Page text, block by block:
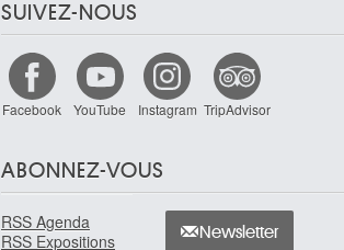
SUIVEZ-NOUS
Facebook YouTube Instagram TripAdvisor
ABONNEZ-VOUS
RSS Agenda
RSS Expositions
Newsletter